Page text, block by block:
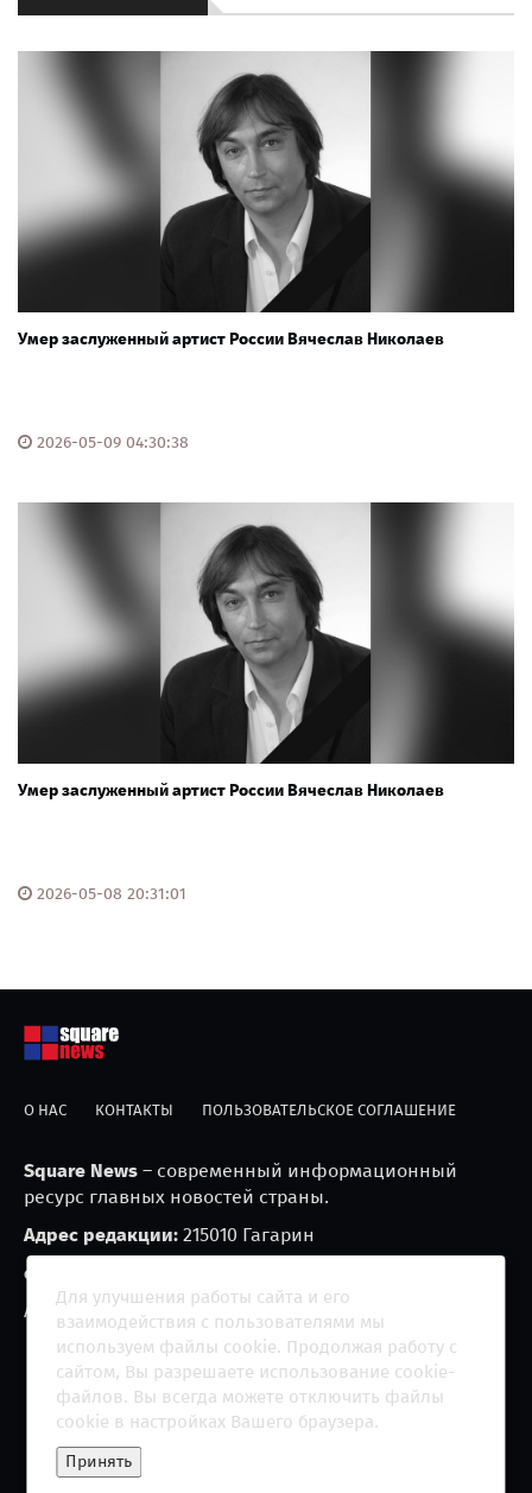
Умер заслуженный артист России Вячеслав Николаев
2026-05-09 04:30:38
Умер заслуженный артист России Вячеслав Николаев
2026-05-08 20:31:01
О НАС КОНТАКТЫ ПОЛЬЗОВАТЕЛЬСКОЕ СОГЛАШЕНИЕ
Square News – современный информационный
ресурс главных новостей страны.
Адрес редакции: 215010 Гагарин
e-mail:
Агрегатор новостей «Square news» (18+)
Copyright 2013 - ©
2026 All rights reserved | Сетевое
Для улучшения работы сайта и его
взаимодействия с пользователями мы
используем файлы cookie. Продолжая работу с
сайтом, Вы разрешаете использование cookie-
файлов. Вы всегда можете отключить файлы
cookie в настройках Вашего браузера.
Принять